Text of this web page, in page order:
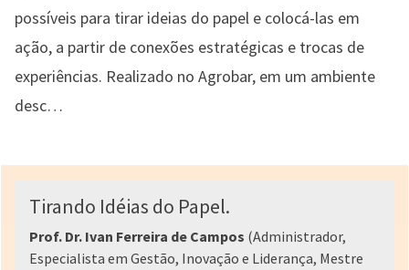
possíveis para tirar ideias do papel e colocá-las em
ação, a partir de conexões estratégicas e trocas de
experiências. Realizado no Agrobar, em um ambiente
desc…
Tirando Idéias do Papel.
Prof. Dr. Ivan Ferreira de Campos (Administrador,
Especialista em Gestão, Inovação e Liderança, Mestre